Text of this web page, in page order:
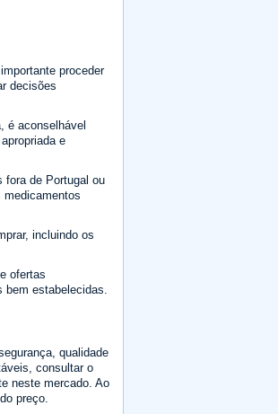
proceder
decisões
é aconselhável
e
fora de Portugal ou
medicamentos
incluindo os
ofertas
estabelecidas.
qualidade
consultar o
neste mercado. Ao
preço.